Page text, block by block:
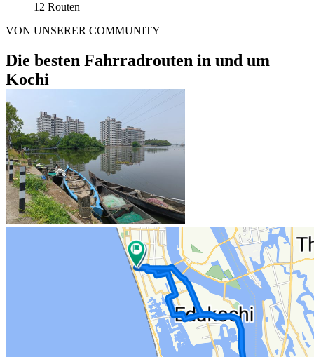
12 Routen
VON UNSERER COMMUNITY
Die besten Fahrradrouten in und um
Kochi